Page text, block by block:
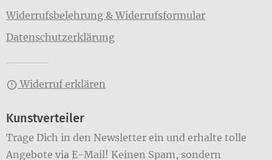
Widerrufsbelehrung & Widerrufsformular
Datenschutzerklärung
Widerruf erklären
Kunstverteiler
Trage Dich in den Newsletter ein und erhalte tolle
Angebote via E-Mail! Keinen Spam, sondern